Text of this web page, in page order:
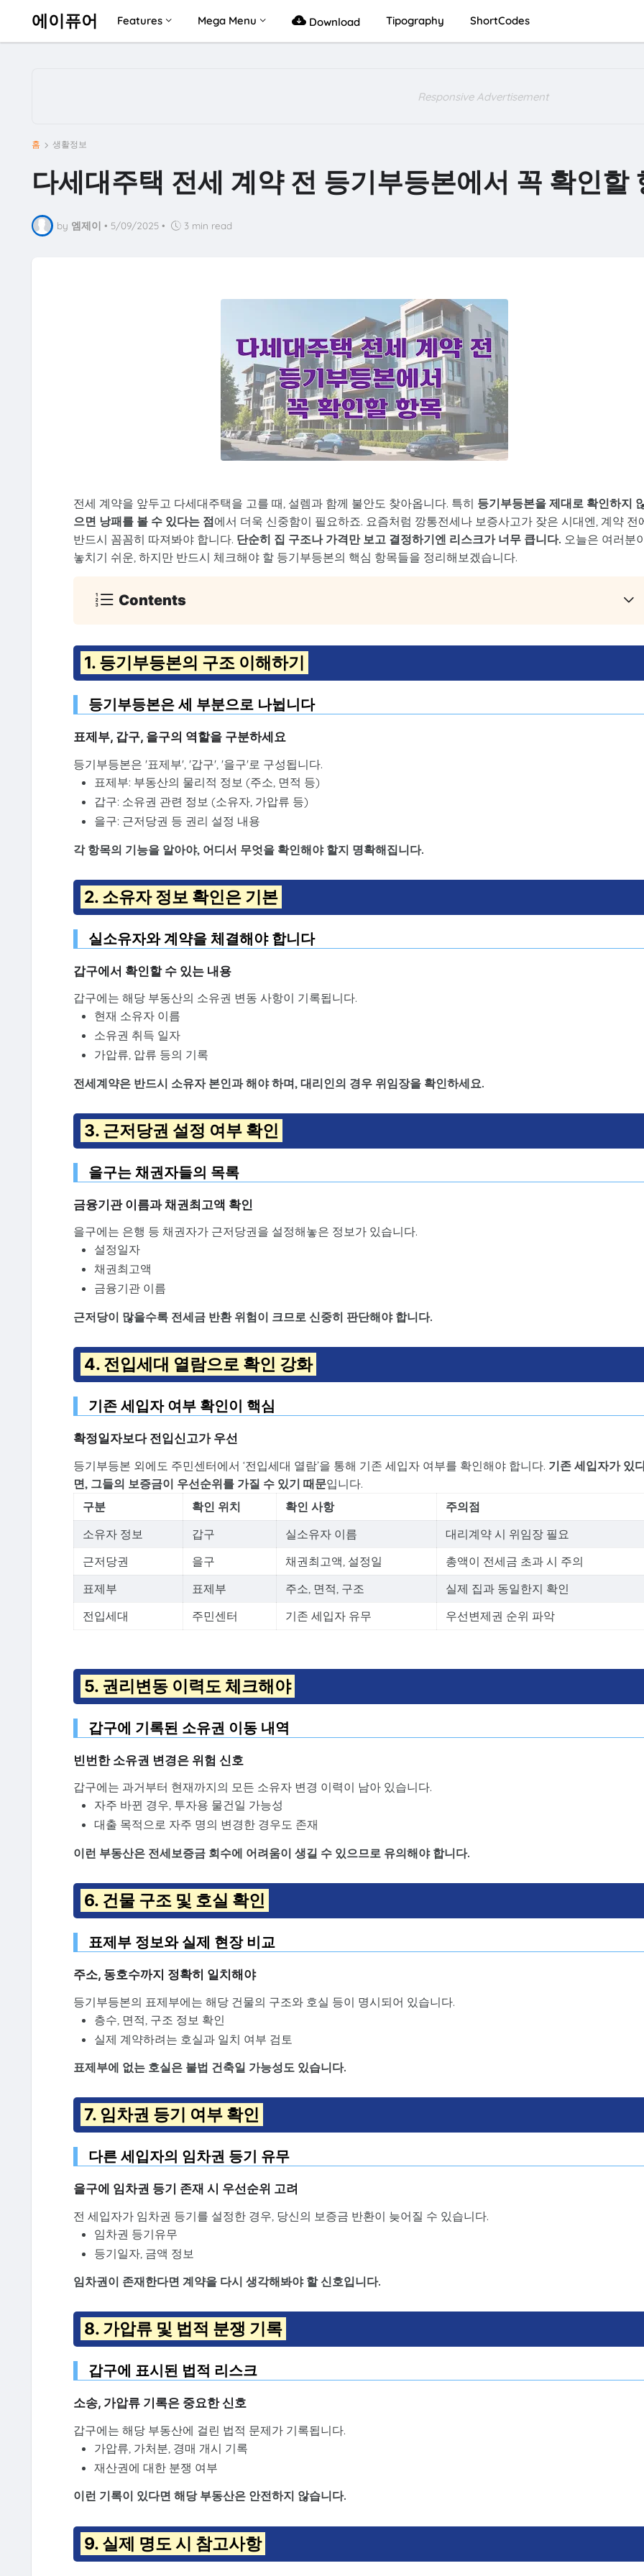
에이퓨어 Features Mega Menu Download Tipography ShortCodes
Responsive Advertisement
홈 생활정보
다세대주택 전세 계약 전 등기부등본에서 꼭 확인할
by 엠제이 • 5/09/2025 • 3 min read
전세 계약을 앞두고 다세대주택을 고를 때, 설렘과 함께 불안도 찾아옵니다. 특히 등기부등본을 제대로 확인하지
으면 낭패를 볼 수 있다는 점에서 더욱 신중함이 필요하죠. 요즘처럼 깡통전세나 보증사고가 잦은 시대엔, 계약 전
반드시 꼼꼼히 따져봐야 합니다. 단순히 집 구조나 가격만 보고 결정하기엔 리스크가 너무 큽니다. 오늘은 여러분
놓치기 쉬운, 하지만 반드시 체크해야 할 등기부등본의 핵심 항목들을 정리해보겠습니다.
Contents
1. 등기부등본의 구조 이해하기
등기부등본은 세 부분으로 나뉩니다
표제부, 갑구, 을구의 역할을 구분하세요
등기부등본은 '표제부', '갑구', '을구'로 구성됩니다.
표제부: 부동산의 물리적 정보 (주소, 면적 등)
갑구: 소유권 관련 정보 (소유자, 가압류 등)
을구: 근저당권 등 권리 설정 내용
각 항목의 기능을 알아야, 어디서 무엇을 확인해야 할지 명확해집니다.
2. 소유자 정보 확인은 기본
실소유자와 계약을 체결해야 합니다
갑구에서 확인할 수 있는 내용
갑구에는 해당 부동산의 소유권 변동 사항이 기록됩니다.
현재 소유자 이름
소유권 취득 일자
가압류, 압류 등의 기록
전세계약은 반드시 소유자 본인과 해야 하며, 대리인의 경우 위임장을 확인하세요.
3. 근저당권 설정 여부 확인
을구는 채권자들의 목록
금융기관 이름과 채권최고액 확인
을구에는 은행 등 채권자가 근저당권을 설정해놓은 정보가 있습니다.
설정일자
채권최고액
금융기관 이름
근저당이 많을수록 전세금 반환 위험이 크므로 신중히 판단해야 합니다.
4. 전입세대 열람으로 확인 강화
기존 세입자 여부 확인이 핵심
확정일자보다 전입신고가 우선
등기부등본 외에도 주민센터에서 ‘전입세대 열람’을 통해 기존 세입자 여부를 확인해야 합니다. 기존 세입자가 있
면, 그들의 보증금이 우선순위를 가질 수 있기 때문입니다.
구분
확인 위치 확인 사항
주의점
소유자 정보
갑구 실소유자 이름
대리계약 시 위임장 필요
근저당권
을구 채권최고액, 설정일
총액이 전세금 초과 시 주의
표제부
표제부 주소, 면적, 구조
실제 집과 동일한지 확인
전입세대
주민센터 기존 세입자 유무 우선변제권 순위 파악
5. 권리변동 이력도 체크해야
갑구에 기록된 소유권 이동 내역
빈번한 소유권 변경은 위험 신호
갑구에는 과거부터 현재까지의 모든 소유자 변경 이력이 남아 있습니다.
자주 바뀐 경우, 투자용 물건일 가능성
대출 목적으로 자주 명의 변경한 경우도 존재
이런 부동산은 전세보증금 회수에 어려움이 생길 수 있으므로 유의해야 합니다.
6. 건물 구조 및 호실 확인
표제부 정보와 실제 현장 비교
주소, 동호수까지 정확히 일치해야
등기부등본의 표제부에는 해당 건물의 구조와 호실 등이 명시되어 있습니다.
층수, 면적, 구조 정보 확인
실제 계약하려는 호실과 일치 여부 검토
표제부에 없는 호실은 불법 건축일 가능성도 있습니다.
7. 임차권 등기 여부 확인
다른 세입자의 임차권 등기 유무
을구에 임차권 등기 존재 시 우선순위 고려
전 세입자가 임차권 등기를 설정한 경우, 당신의 보증금 반환이 늦어질 수 있습니다.
임차권 등기유무
등기일자, 금액 정보
임차권이 존재한다면 계약을 다시 생각해봐야 할 신호입니다.
8. 가압류 및 법적 분쟁 기록
갑구에 표시된 법적 리스크
소송, 가압류 기록은 중요한 신호
갑구에는 해당 부동산에 걸린 법적 문제가 기록됩니다.
가압류, 가처분, 경매 개시 기록
재산권에 대한 분쟁 여부
이런 기록이 있다면 해당 부동산은 안전하지 않습니다.
9. 실제 명도 시 참고사항